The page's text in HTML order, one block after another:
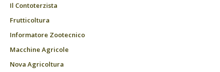
Il Contoterzista
Frutticoltura
Informatore Zootecnico
Macchine Agricole
Nova Agricoltura